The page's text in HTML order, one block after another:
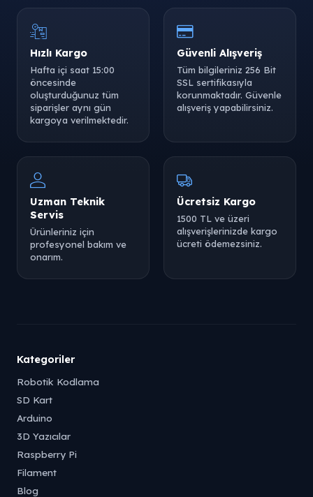
Hızlı Kargo
Hafta içi saat 15:00
öncesinde
oluşturduğunuz tüm
siparişler aynı gün
kargoya verilmektedir.
Güvenli Alışveriş
Tüm bilgileriniz 256 Bit
SSL sertifikasıyla
korunmaktadır. Güvenle
alışveriş yapabilirsiniz.
Uzman Teknik
Servis
Ürünleriniz için
profesyonel bakım ve
onarım.
Ücretsiz Kargo
1500 TL ve üzeri
alışverişlerinizde kargo
ücreti ödemezsiniz.
Kategoriler
Robotik Kodlama
SD Kart
Arduino
3D Yazıcılar
Raspberry Pi
Filament
Blog